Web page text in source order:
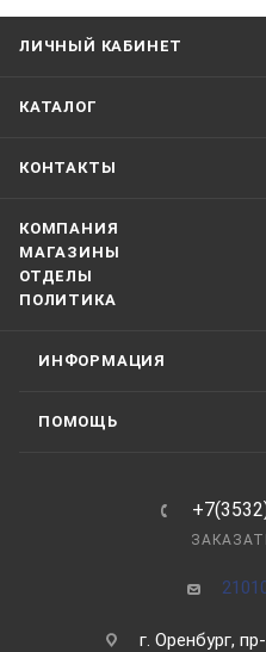
ЛИЧНЫЙ КАБИНЕТ
КАТАЛОГ
КОНТАКТЫ
КОМПАНИЯ
МАГАЗИНЫ
ОТДЕЛЫ
ПОЛИТИКА
ИНФОРМАЦИЯ
ПОМОЩЬ
г. Оренбург,